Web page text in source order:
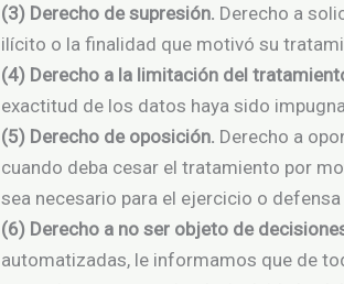
(3) Derecho de supresión. Derecho a
ilícito o la finalidad que motivó su
(4) Derecho a la limitación del
exactitud de los datos haya sido
(5) Derecho de oposición. Derecho a
cuando deba cesar el tratamiento por
sea necesario para el ejercicio o
(6) Derecho a no ser objeto de
automatizadas, le informamos que de